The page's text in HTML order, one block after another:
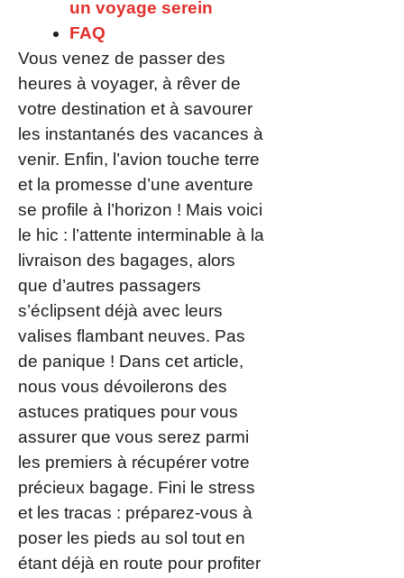
un voyage serein
FAQ
Vous venez de passer des
heures à voyager, à rêver de
votre destination et à savourer
les instantanés des vacances à
venir. Enfin, l’avion touche terre
et la promesse d’une aventure
se profile à l’horizon ! Mais voici
le hic : l’attente interminable à la
livraison des bagages, alors
que d’autres passagers
s’éclipsent déjà avec leurs
valises flambant neuves. Pas
de panique ! Dans cet article,
nous vous dévoilerons des
astuces pratiques pour vous
assurer que vous serez parmi
les premiers à récupérer votre
précieux bagage. Fini le stress
et les tracas : préparez-vous à
poser les pieds au sol tout en
étant déjà en route pour profiter